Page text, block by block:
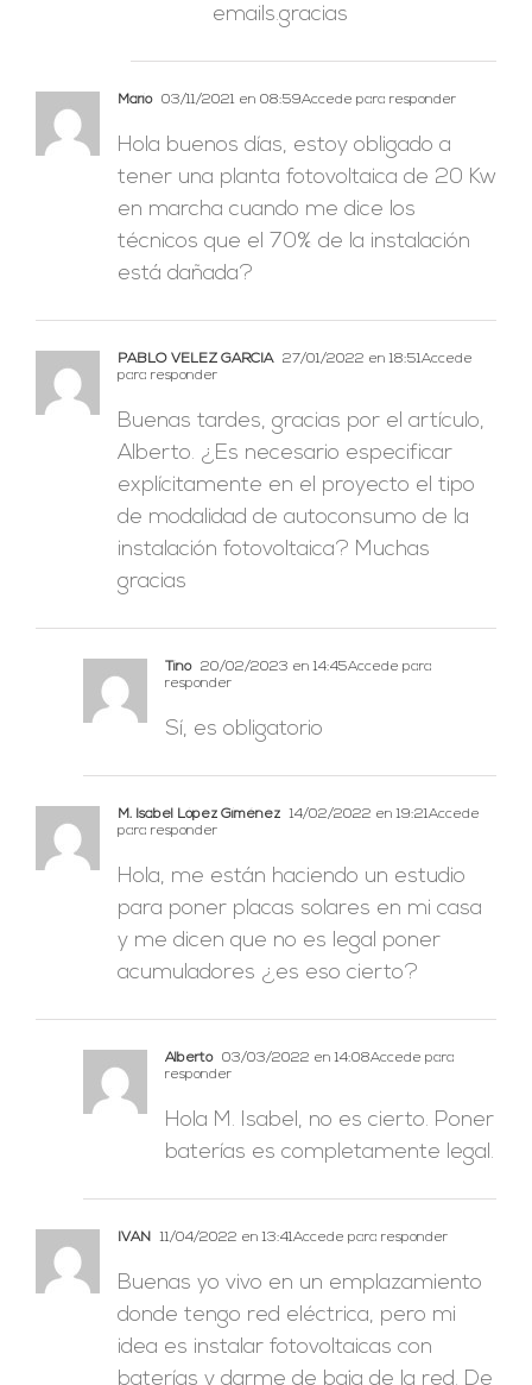
emails.gracias
Mario 03/11/2021 en 08:59Accede para responder
Hola buenos días, estoy obligado a
tener una planta fotovoltaica de 20 Kw
en marcha cuando me dice los
técnicos que el 70% de la instalación
está dañada?
PABLO VÉLEZ GARCÍA 27/01/2022 en 18:51Accede
para responder
Buenas tardes, gracias por el artículo,
Alberto. ¿Es necesario especificar
explícitamente en el proyecto el tipo
de modalidad de autoconsumo de la
instalación fotovoltaica? Muchas
gracias
Tino 20/02/2023 en 14:45Accede para
responder
Sí, es obligatorio
M. Isabel López Giménez 14/02/2022 en 19:21Accede
para responder
Hola, me están haciendo un estudio
para poner placas solares en mi casa
y me dicen que no es legal poner
acumuladores ¿es eso cierto?
Alberto 03/03/2022 en 14:08Accede para
responder
Hola M. Isabel, no es cierto. Poner
baterías es completamente legal.
IVAN 11/04/2022 en 13:41Accede para responder
Buenas yo vivo en un emplazamiento
donde tengo red eléctrica, pero mi
idea es instalar fotovoltaicas con
baterías y darme de baja de la red. De